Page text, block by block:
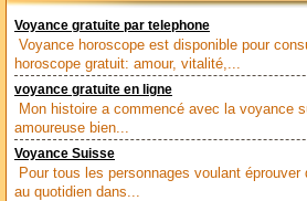
Voyance gratuite par telephone
Voyance horoscope est disponible pour
horoscope gratuit: amour, vitalité,...
voyance gratuite en ligne
Mon histoire a commencé avec la voyance
amoureuse bien...
Voyance Suisse
Pour tous les personnages voulant éprouver
au quotidien dans...